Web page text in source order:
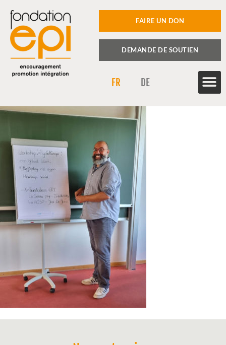
FAIRE UN DON
DEMANDE DE SOUTIEN
FR DE